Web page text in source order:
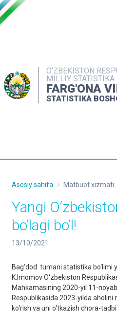
O‘ZBEKISTON
MILLIY STATISTIKA
FARG'ONA
STATISTIKA
INTERAKTIV
MATBUOT
Asosiy sahifa Matbuot xizmati
Yangi
bo‘lagi bo‘l!
13/10/2021
Bag‘dod tumani statistika bo‘limi
K.Imomov O‘zbekiston
Mahkamasining 2020-yil 11-
Respublikasida 2023-yilda aholini
ko‘rish va uni o‘tkazish chora-